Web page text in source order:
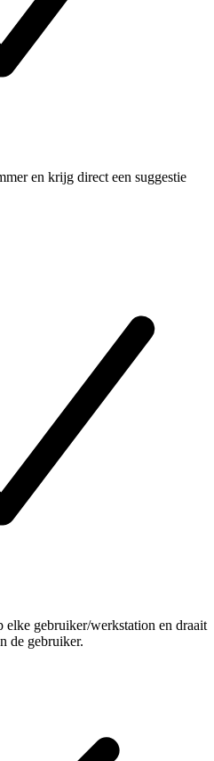
en krijg direct een suggestie
elke gebruiker/werkstation en draait
de gebruiker.